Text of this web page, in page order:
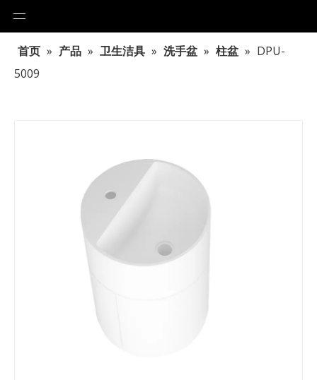
首页 » 产品 » 卫生洁具 » 洗手盆 » 柱盆 » DPU-
5009